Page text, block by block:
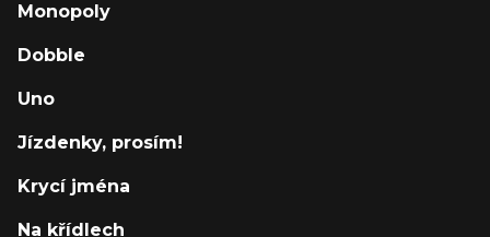
Monopoly
Dobble
Uno
Jízdenky, prosím!
Krycí jména
Na křídlech